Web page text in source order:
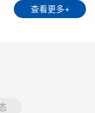
查看更多+